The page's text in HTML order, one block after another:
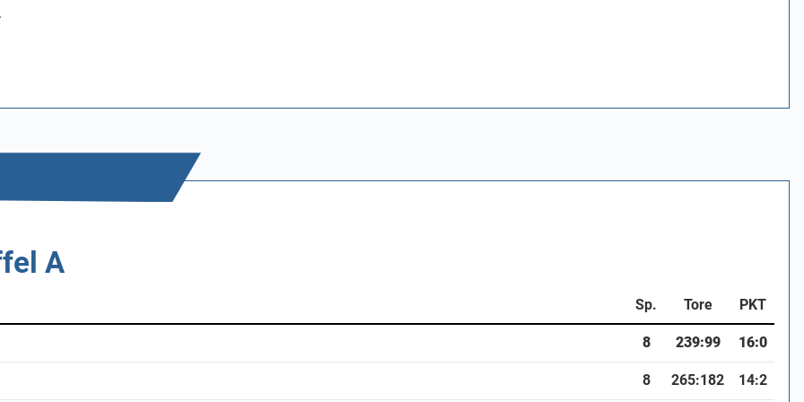
A
Sp. Tore PKT
8 239:99 16:0
8 265:182 14:2